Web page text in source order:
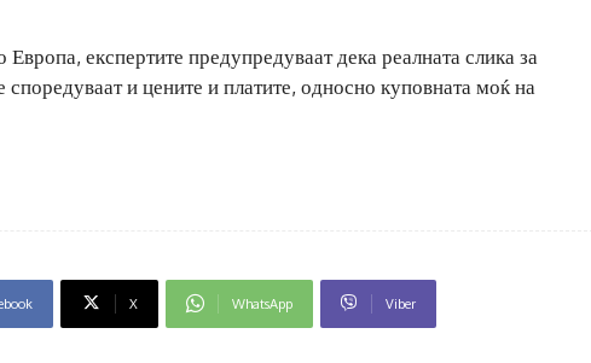
експертите предупредуваат дека реалната слика за
и цените и платите, односно куповната моќ на
X WhatsApp Viber